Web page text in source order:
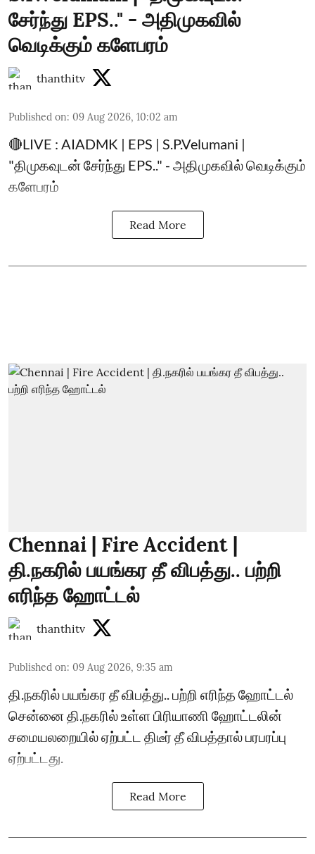
சேர்ந்து EPS.." - அதிமுகவில்
வெடிக்கும் களேபரம்
thanthitv
Published on: 09 Aug 2026, 10:02 am
🔴LIVE : AIADMK | EPS | S.P.Velumani |
"திமுகவுடன் சேர்ந்து EPS.." - அதிமுகவில் வெடிக்கும்
களேபரம்
Read More
Chennai | Fire Accident |
தி.நகரில் பயங்கர தீ விபத்து.. பற்றி
எரிந்த ஹோட்டல்
thanthitv
Published on: 09 Aug 2026, 9:35 am
தி.நகரில் பயங்கர தீ விபத்து.. பற்றி எரிந்த ஹோட்டல்
சென்னை தி.நகரில் உள்ள பிரியாணி ஹோட்டலின்
சமையலறையில் ஏற்பட்ட திடீர் தீ விபத்தால் பரபரப்பு
ஏற்பட்டது.
Read More